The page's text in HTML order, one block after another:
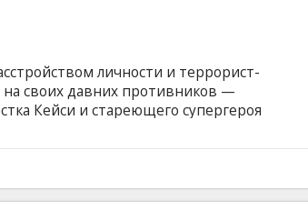
личности и террорист-
своих давних противников —
Кейси и стареющего супергероя